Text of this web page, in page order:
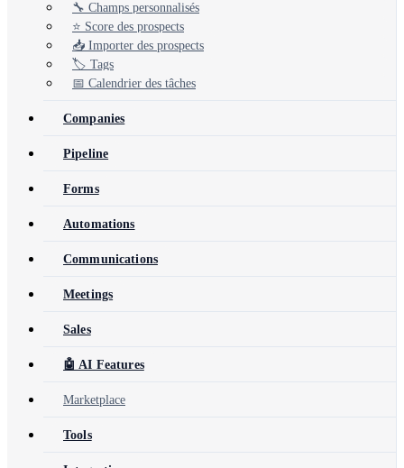
🔧 Champs personnalisés
⭐ Score des prospects
📥 Importer des prospects
🏷️ Tags
📅 Calendrier des tâches
Companies
Pipeline
Forms
Automations
Communications
Meetings
Sales
🤖 AI Features
Marketplace
Tools